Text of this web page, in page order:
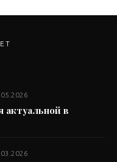
актуальной в